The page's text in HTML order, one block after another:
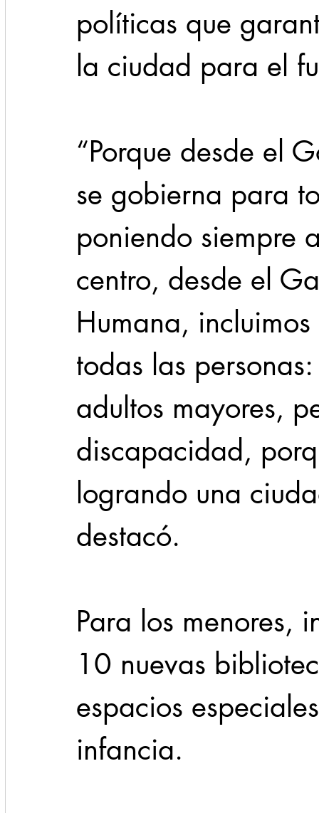
políticas que
la ciudad para el
“Porque desde el
se gobierna para
poniendo
centro, desde el
Humana,
todas las
adultos mayores,
discapacidad,
logrando una
destacó.
Para los menores,
10 nuevas
espacios
infancia.